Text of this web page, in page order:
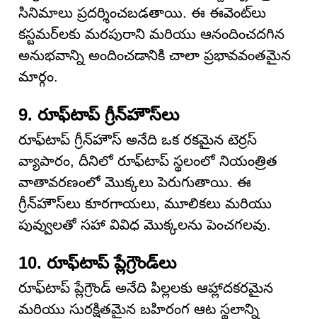
సినిమాలు ప్రదర్శించబడతాయి. ఈ ఈవెంట్‌లు
కస్టమర్‌లకు మరపురాని మరియు ఆనందించదగిన
అనుభవాన్ని అందించడానికి చాలా ప్రభావవంతమైన
మార్గం.
9. రూఫ్‌టాప్ గ్రీన్‌హౌస్‌లు
రూఫ్‌టాప్ గ్రీన్‌హౌస్ అనేది ఒక రకమైన టెర్రస్
వ్యాపారం, దీనిలో రూఫ్‌టాప్ స్థలంలో నియంత్రిత
వాతావరణంలో మొక్కలు పెరుగుతాయి. ఈ
గ్రీన్‌హౌస్‌లు కూరగాయలు, మూలికలు మరియు
పువ్వులతో సహా వివిధ మొక్కలను పెంచగలవు.
10. రూఫ్‌టాప్ ప్లేగ్రౌండ్‌లు
రూఫ్‌టాప్ ప్లేగ్రౌండ్ అనేది పిల్లలకు ఆహ్లాదకరమైన
మరియు సురక్షితమైన బహిరంగ ఆట స్థలాన్ని